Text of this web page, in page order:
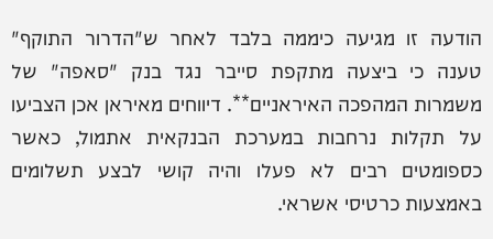
הודעה זו מגיעה כיממה בלבד לאחר ש"הדרור התוקף"
טענה כי ביצעה מתקפת סייבר נגד בנק "סאפה" של
משמרות המהפכה האיראניים**. דיווחים מאיראן אכן הצביעו
על תקלות נרחבות במערכת הבנקאית אתמול, כאשר
כספומטים רבים לא פעלו והיה קושי לבצע תשלומים
באמצעות כרטיסי אשראי.